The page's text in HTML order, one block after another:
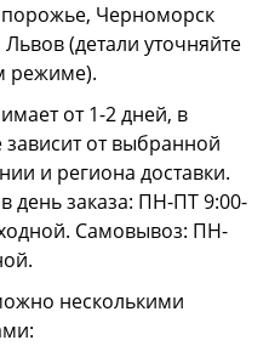
Черноморск
(детали уточняйте
режиме).
от 1-2 дней, в
зависит от выбранной
и региона доставки.
день заказа: ПН-ПТ 9:00-
Самовывоз: ПН-
несколькими